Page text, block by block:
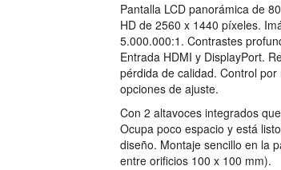
Pantalla LCD panorámica de
HD de 2560 x 1440 píxeles.
5.000.000:1. Contrastes
Entrada HDMI y DisplayPort.
pérdida de calidad. Control
opciones de ajuste.
Con 2 altavoces integrados
Ocupa poco espacio y está
diseño. Montaje sencillo en la
entre orificios 100 x 100 mm).